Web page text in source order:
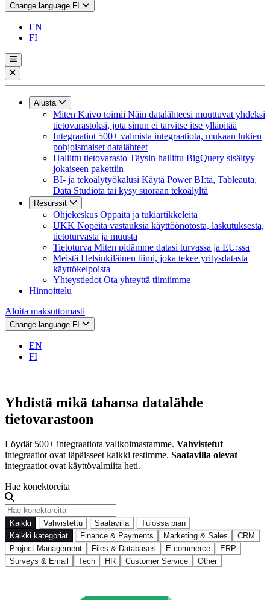
Change language FI
EN
FI
Alusta
Miten Kaivo toimii Näin datalähteesi muuttuvat yhdeksi
tietovarastoksi, jota sinun ei tarvitse itse ylläpitää
Integraatiot 500+ valmista integraatiota, mukaan lukien
pohjoismaiset datalähteet
Hallittu tietovarasto Täysin hallittu BigQuery sisältyy
jokaiseen pakettiin
BI- ja tekoälytyökalusi Käytä Power BI:tä, Tableauta,
Data Studiota tai kysy suoraan tekoälyltä
Resurssit
Ohjekeskus Oppaita ja tukiartikkeleita
UKK Nopeita vastauksia käyttöönotosta, laskutuksesta,
tietoturvasta ja muusta
Tietoturva Miten pidämme datasi turvassa ja EU:ssa
Meistä Helsinkiläinen tiimi, joka tekee yritysdatasta
käyttökelpoista
Yhteystiedot Ota yhteyttä tiimiimme
Hinnoittelu
Aloita maksuttomasti
Change language FI
EN
FI
Yhdistä mikä tahansa datalähde
tietovarastoon
Löydät 500+ integraatiota valikoimastamme. Vahvistetut
integraatiot ovat läpäisseet kaikki testimme. Saatavilla olevat
integraatiot ovat käyttövalmiita heti.
Hae konektoreita
Kaikki Vahvistettu Saatavilla
Tulossa pian
Kaikki kategoriat
Finance & Payments Marketing & Sales
CRM
Project Management
Files & Databases E-commerce
ERP
Surveys & Email
Tech HR Customer Service Other